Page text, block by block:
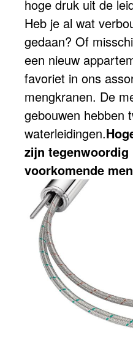
hoge druk uit de
Heb je al wat
gedaan? Of
een nieuw
favoriet in ons
mengkranen. De
gebouwen hebben
waterleidingen.
zijn tegenwoordig
voorkomende